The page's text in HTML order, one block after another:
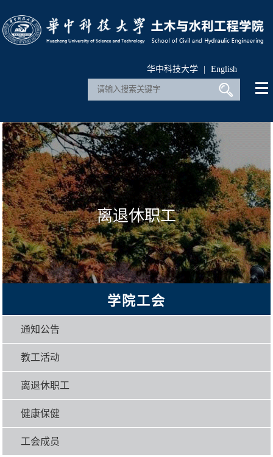
华中科技大学 | English
离退休职工
学院工会
通知公告
教工活动
离退休职工
健康保健
工会成员